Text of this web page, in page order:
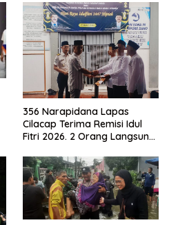
356 Narapidana Lapas
Cilacap Terima Remisi Idul
Fitri 2026. 2 Orang Langsung